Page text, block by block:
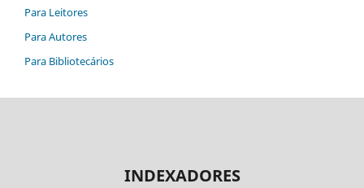
Para Leitores
Para Autores
Para Bibliotecários
INDEXADORES